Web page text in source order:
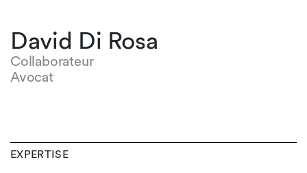
David Di Rosa
Collaborateur
Avocat
EXPERTISE